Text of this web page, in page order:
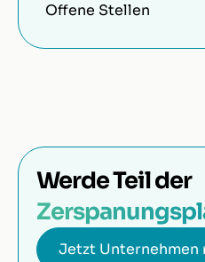
Offene Stellen
Werde Teil der
Jetzt